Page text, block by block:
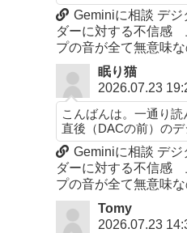
Geminiに相談 デジ
ダーに対する不信感
プの音が全て無意味
眠り猫
2026.07.23
こんばんは。一通り
直後（DACの前）の
Geminiに相談 デジ
ダーに対する不信感
プの音が全て無意味
Tomy
2026.07.23